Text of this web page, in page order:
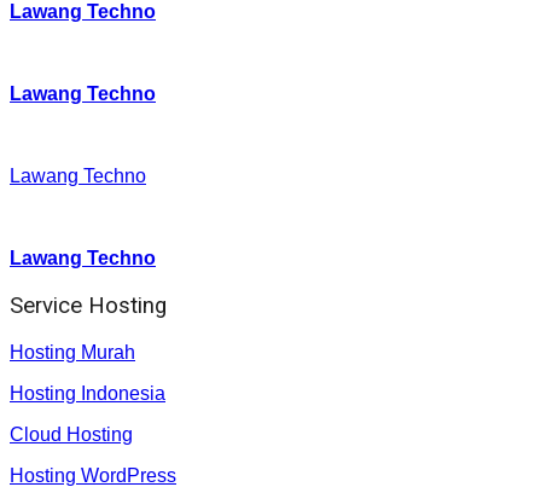
Lawang Techno
Lawang Techno
Lawang Techno
Lawang Techno
Service Hosting
Hosting Murah
Hosting Indonesia
Cloud Hosting
Hosting WordPress